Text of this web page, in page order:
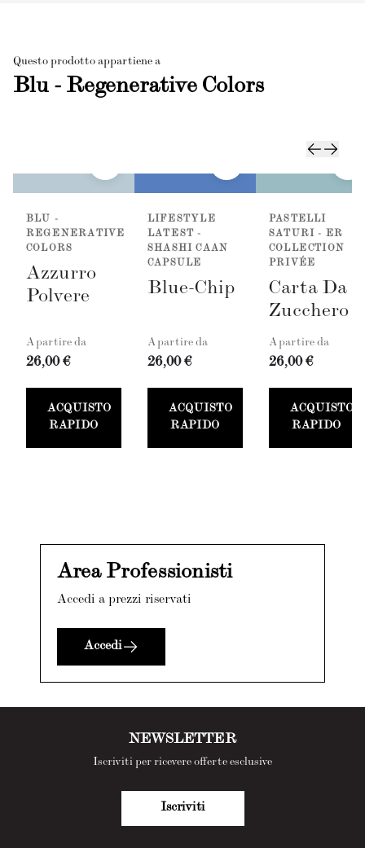
Questo prodotto appartiene a
Blu - Regenerative Colors
BLU -
REGENERATIVE
COLORS
Azzurro
Polvere
A partire da
26,00 €
ACQUISTO
RAPIDO
LIFESTYLE
LATEST -
SHASHI CAAN
CAPSULE
Blue-Chip
A partire da
26,00 €
ACQUISTO
RAPIDO
PASTELLI
SATURI - ER
COLLECTION
PRIVÉE
Carta Da
Zucchero
A partire da
26,00 €
ACQUISTO
RAPIDO
Area Professionisti
Accedi a prezzi riservati
Accedi
NEWSLETTER
Iscriviti per ricevere offerte esclusive
Iscriviti